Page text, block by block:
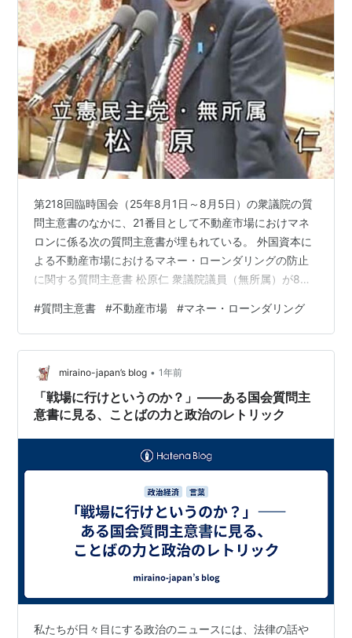
第218回臨時国会（25年8月1日～8月5日）の衆議院の質
問主意書のなかに、21番目として不動産市場におけマネ
ロンに係る次の質問主意書が埋もれている。 外国資本に
よる不動産市場におけるマネー・ローンダリングの防止
に関する質問主意書 松原仁 衆議院議員（無所属）が8月1
たのでひも解いてみた。 読みやすいように、一問一答形
式に再構成。 ※時間のない方は、「質疑応答のポイン
ト」と文末の「雑感」をお読みいただければと。 質疑応
答のポイント 松原仁 衆議院議員（無所属） 問1：疑わし
い取引の届出件数は何件か？ 答1：849,861件である 問
2：疑わしい…
#質問主意書 #不動産市場 #マネー・ローンダリング
miraino-japan’s blog • 1年前
「戦場に行けというのか？」——ある国会質問主
意書に見る、ことばの力と政治のレトリック
私たちが日々目にする政治のニュースには、法律の話や